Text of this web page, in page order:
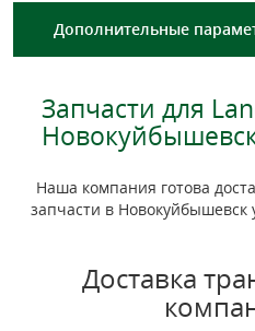
Дополнительные
Запчасти для
Наша компания готова
запчасти в
Доставка